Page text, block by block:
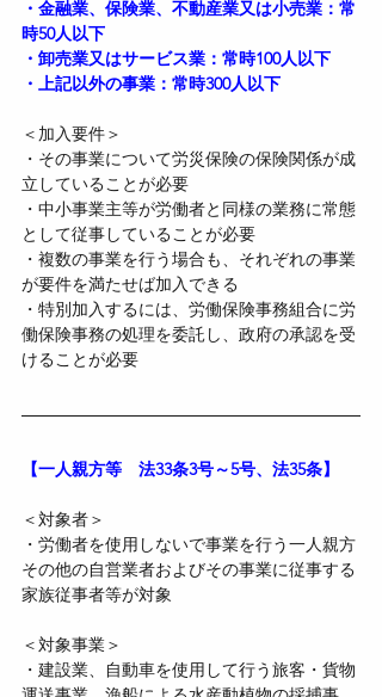
・金融業、保険業、不動産業又は小売業：常
時50人以下
・卸売業又はサービス業：常時100人以下
・上記以外の事業：常時300人以下
＜加入要件＞
・その事業について労災保険の保険関係が成
立していることが必要
・中小事業主等が労働者と同様の業務に常態
として従事していることが必要
・複数の事業を行う場合も、それぞれの事業
が要件を満たせば加入できる
・特別加入するには、労働保険事務組合に労
働保険事務の処理を委託し、政府の承認を受
けることが必要
【一人親方等　法33条3号～5号、法35条】
＜対象者＞
・労働者を使用しないで事業を行う一人親方
その他の自営業者およびその事業に従事する
家族従事者等が対象
＜対象事業＞
・建設業、自動車を使用して行う旅客・貨物